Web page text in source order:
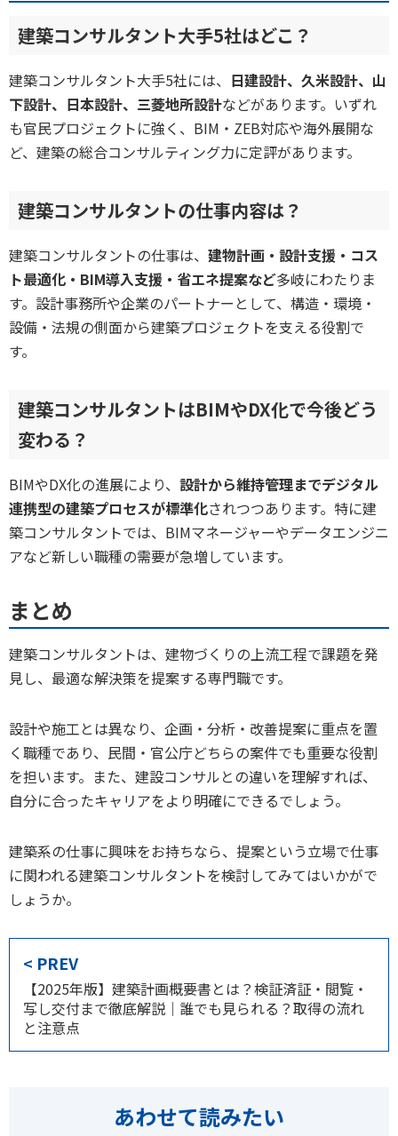
建築コンサルタント大手5社はどこ？
建築コンサルタント大手5社には、 日建設計、久米設計、山
下設計、日本設計、三菱地所設計などがあります。いずれ
も官民プロジェクトに強く、BIM・ZEB対応や海外展開な
ど、建築の総合コンサルティング力に定評があります。
建築コンサルタントの仕事内容は？
建築コンサルタントの仕事は、 建物計画・設計支援・コス
ト最適化・BIM導入支援・省エネ提案など多岐にわたりま
す。設計事務所や企業のパートナーとして、構造・環境・
設備・法規の側面から建築プロジェクトを支える役割で
す。
建築コンサルタントはBIMやDX化で今後どう
変わる？
BIMやDX化の進展により、 設計から維持管理までデジタル
連携型の建築プロセスが標準化されつつあります。特に建
築コンサルタントでは、BIMマネージャーやデータエンジニ
アなど新しい職種の需要が急増しています。
まとめ
建築コンサルタントは、建物づくりの上流工程で課題を発
見し、最適な解決策を提案する専門職です。
設計や施工とは異なり、企画・分析・改善提案に重点を置
く職種であり、民間・官公庁どちらの案件でも重要な役割
を担います。また、建設コンサルとの違いを理解すれば、
自分に合ったキャリアをより明確にできるでしょう。
建築系の仕事に興味をお持ちなら、提案という立場で仕事
に関われる建築コンサルタントを検討してみてはいかがで
しょうか。
< PREV
【2025年版】建築計画概要書とは？検証済証・閲覧・
写し交付まで徹底解説｜誰でも見られる？取得の流れ
と注意点
あわせて読みたい